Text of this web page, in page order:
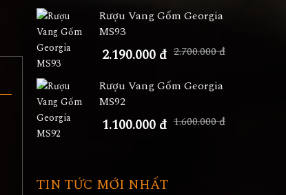
Rượu Vang Gốm Georgia
MS93
2.190.000 đ 2.700.000 đ
Rượu Vang Gốm Georgia
MS92
1.100.000 đ 1.600.000 đ
TIN TỨC MỚI NHẤT